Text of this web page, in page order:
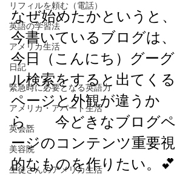
リフィルを頼む（電話）
英語の学習法
アメリカ生活
日記
緊急時に必要となる英語力
アメリカ・アパート生活
英会話
美容院
生徒さんのアメリカ生活
なぜ始めたかというと、
今書いているブログは、
今日（こんにち）グーグ
ル検索をすると出てくる
ページと外観が違うか
ら。　今どきなブログペ
ージのコンテンツ重要視
的なものを作りたい。💕